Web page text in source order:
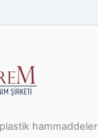
hammaddeler